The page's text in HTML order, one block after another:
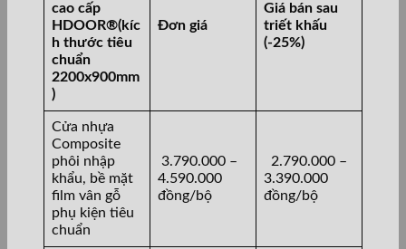
cao cấp
HDOOR®(kíc
h thước tiêu
chuẩn
2200x900mm
)
Đơn giá
Giá bán sau
triết khấu
(-25%)
Cửa nhựa
Composite
phôi nhập
khẩu, bề mặt
film vân gỗ
phụ kiện tiêu
chuẩn
3.790.000 –
4.590.000
đồng/bộ
2.790.000 –
3.390.000
đồng/bộ